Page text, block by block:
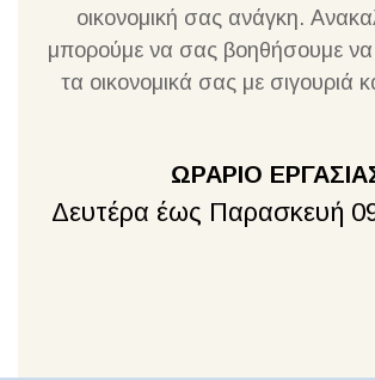
οικονομική σας ανάγκη.
μπορούμε να σας βοηθήσουμε να
τα οικονομικά σας με σιγουριά
ΩΡΑΡΙΟ
Δευτέρα έως Παρασκευή